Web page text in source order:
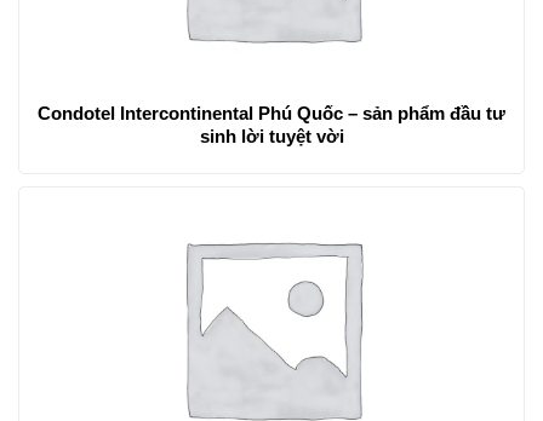
Condotel Intercontinental Phú Quốc – sản phẩm đầu tư
sinh lời tuyệt vời